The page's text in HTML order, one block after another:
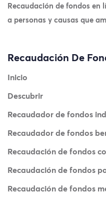
Recaudación de fondos en
a personas y causas que
Recaudación De
Inicio
Descubrir
Recaudador de fondos
Recaudador de fondos
Recaudación de fondos
Recaudación de fondos
Recaudación de fondos